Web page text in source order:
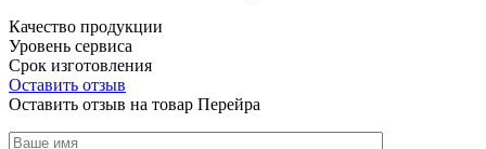
Качество продукции
Уровень сервиса
Срок изготовления
Оставить отзыв
Оставить отзыв на товар Перейра